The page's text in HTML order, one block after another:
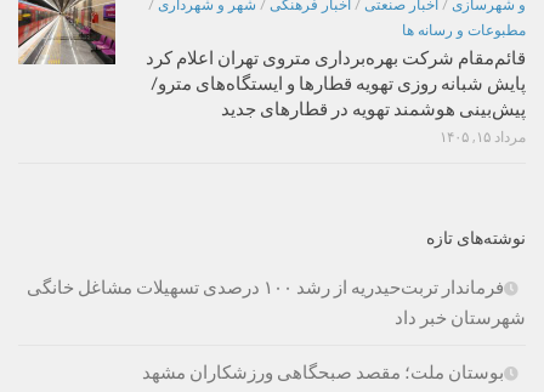
و شهرسازی / اخبار صنعتی / اخبار فرهنگی / شهر و شهرداری /
مطبوعات و رسانه ها
قائم‌مقام شرکت بهره‌برداری متروی تهران اعلام کرد
پایش شبانه روزی تهویه قطارها و ایستگاه‌های مترو/
پیش‌بینی هوشمند تهویه در قطارهای جدید
مرداد ۱۵, ۱۴۰۵
نوشته‌های تازه
فرماندار تربت‌حیدریه از رشد ۱۰۰ درصدی تسهیلات مشاغل خانگی
شهرستان خبر داد
بوستان ملت؛ مقصد صبحگاهی ورزشکاران مشهد